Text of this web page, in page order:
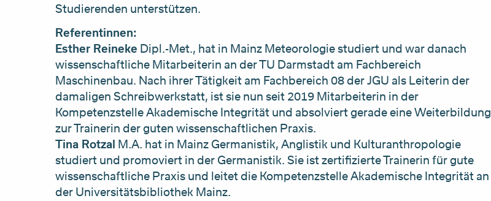
Studierenden unterstützen.
Referentinnen:
Esther Reineke Dipl.-Met., hat in Mainz Meteorologie studiert und war danach
wissenschaftliche Mitarbeiterin an der TU Darmstadt am Fachbereich
Maschinenbau. Nach ihrer Tätigkeit am Fachbereich 08 der JGU als Leiterin der
damaligen Schreibwerkstatt, ist sie nun seit 2019 Mitarbeiterin in der
Kompetenzstelle Akademische Integrität und absolviert gerade eine Weiterbildung
zur Trainerin der guten wissenschaftlichen Praxis.
Tina Rotzal M.A. hat in Mainz Germanistik, Anglistik und Kulturanthropologie
studiert und promoviert in der Germanistik. Sie ist zertifizierte Trainerin für gute
wissenschaftliche Praxis und leitet die Kompetenzstelle Akademische Integrität an
der Universitätsbibliothek Mainz.